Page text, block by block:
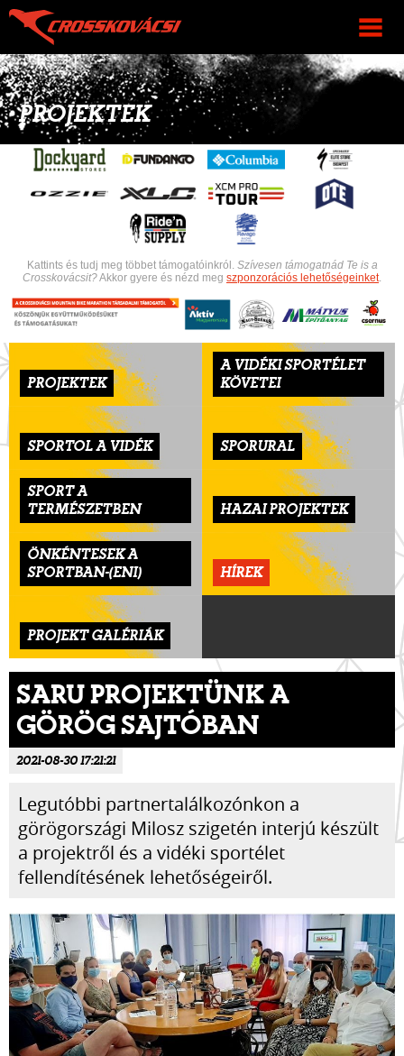
PROJEKTEK
Kattints és tudj meg többet támogatóinkról. Szívesen támogatnád Te is a
Crosskovácsit?Akkor gyere és nézd meg szponzorációs lehetőségeinket.
PROJEKTEK
A VIDÉKI SPORTÉLET
KÖVETEI
SPORTOL A VIDÉK SPORURAL
SPORT A
TERMÉSZETBEN
HAZAI PROJEKTEK
ÖNKÉNTESEK A
SPORTBAN-(ENI)
HÍREK
PROJEKT GALÉRIÁK
SARU PROJEKTÜNK A
GÖRÖG SAJTÓBAN
2021-08-30 17:21:21
Legutóbbi partnertalálkozónkon a
görögországi Milosz szigetén interjú készült
a projektről és a vidéki sportélet
fellendítésének lehetőségeiről.